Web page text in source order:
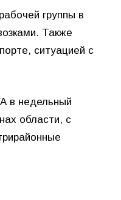
группы в
Также
ситуацией с
в недельный
области, с